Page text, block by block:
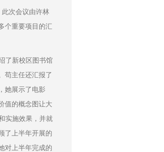
此次会议由许林
个重要项目的汇
了新校区图书馆
苟主任还汇报了
她展示了电影
值的概念图让大
实施效果，并就
了上半年开展的
对上半年完成的